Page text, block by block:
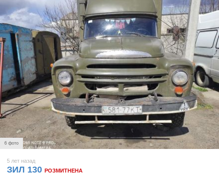
6 фото
5 лет назад
ЗИЛ 130 РОЗМИТНЕНА